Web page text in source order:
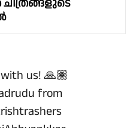
ചിത്രങ്ങളുടെ
us! 🙏🏽
from